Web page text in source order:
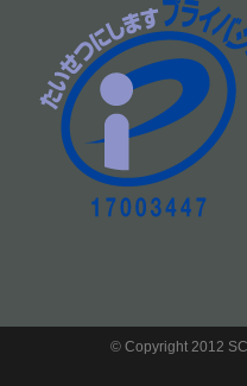
© Copyright 2012